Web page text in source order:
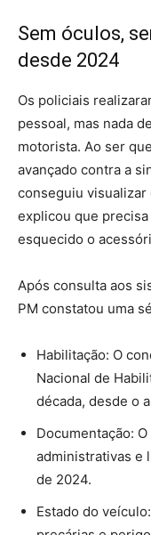
Sem óculos,
desde 2024
Os policiais
pessoal, mas nada
motorista. Ao ser
avançado contra a
conseguiu visualizar
explicou que
esquecido o
Após consulta aos
PM constatou uma
Habilitação: O
Nacional de
década, desde o
Documentação:
administrativas e
de 2024.
Estado do